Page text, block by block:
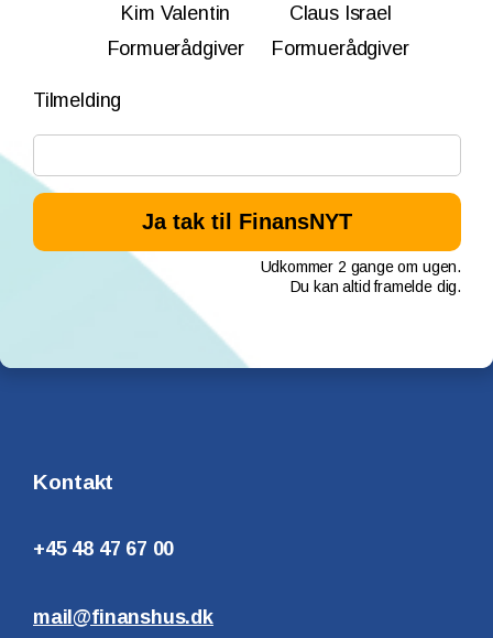
Kim Valentin
Formuerådgiver
Claus Israel
Formuerådgiver
Tilmelding
Udkommer 2 gange om ugen.
Du kan altid framelde dig.
Kontakt
+45 48 47 67 00
mail@finanshus.dk